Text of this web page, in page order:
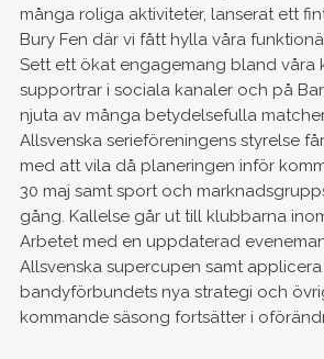
många roliga aktiviteter, lanserat ett
Bury Fen där vi fått hylla våra
Sett ett ökat engagemang bland våra
supportrar i sociala kanaler och på
njuta av många betydelsefulla
Allsvenska serieföreningens styrelse
med att vila då planeringen inför
30 maj samt sport och
gång. Kallelse går ut till klubbarna
Arbetet med en uppdaterad
Allsvenska supercupen samt applicera
bandyförbundets nya strategi och
kommande säsong fortsätter i